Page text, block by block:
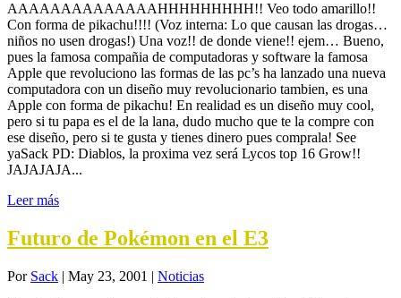
AAAAAAAAAAAAAAHHHHHHHHH!! Veo todo amarillo!!
Con forma de pikachu!!!! (Voz interna: Lo que causan las drogas…
niños no usen drogas!) Una voz!! de donde viene!! ejem… Bueno,
pues la famosa compañia de computadoras y software la famosa
Apple que revoluciono las formas de las pc’s ha lanzado una nueva
computadora con un diseño muy revolucionario tambien, es una
Apple con forma de pikachu! En realidad es un diseño muy cool,
pero si tu papa es el de la lana, dudo mucho que te la compre con
ese diseño, pero si te gusta y tienes dinero pues comprala! See
yaSack PD: Diablos, la proxima vez será Lycos top 16 Grow!!
JAJAJAJA...
Leer más
Futuro de Pokémon en el E3
Por Sack | May 23, 2001 | Noticias